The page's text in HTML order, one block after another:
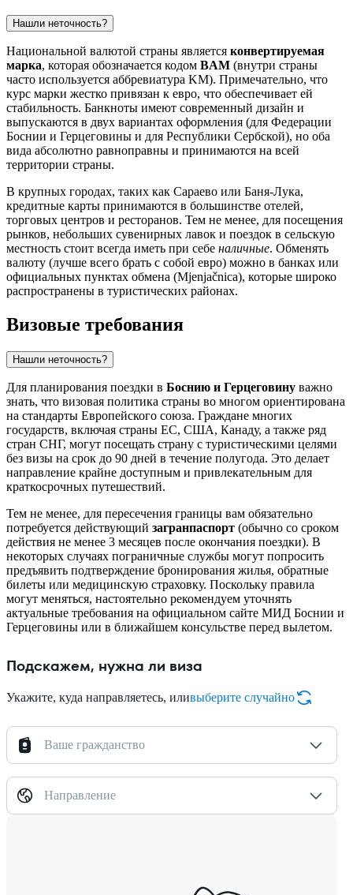
Нашли неточность?
Национальной валютой страны является конвертируемая
марка, которая обозначается кодом BAM (внутри страны
часто используется аббревиатура KM). Примечательно, что
курс марки жестко привязан к евро, что обеспечивает ей
стабильность. Банкноты имеют современный дизайн и
выпускаются в двух вариантах оформления (для Федерации
Боснии и Герцеговины и для Республики Сербской), но оба
вида абсолютно равноправны и принимаются на всей
территории страны.
В крупных городах, таких как Сараево или Баня-Лука,
кредитные карты принимаются в большинстве отелей,
торговых центров и ресторанов. Тем не менее, для посещения
рынков, небольших сувенирных лавок и поездок в сельскую
местность стоит всегда иметь при себе наличные. Обменять
валюту (лучше всего брать с собой евро) можно в банках или
официальных пунктах обмена (Mjenjačnica), которые широко
распространены в туристических районах.
Визовые требования
Нашли неточность?
Для планирования поездки в Боснию и Герцеговину важно
знать, что визовая политика страны во многом ориентирована
на стандарты Европейского союза. Граждане многих
государств, включая страны ЕС, США, Канаду, а также ряд
стран СНГ, могут посещать страну с туристическими целями
без визы на срок до 90 дней в течение полугода. Это делает
направление крайне доступным и привлекательным для
краткосрочных путешествий.
Тем не менее, для пересечения границы вам обязательно
потребуется действующий загранпаспорт (обычно со сроком
действия не менее 3 месяцев после окончания поездки). В
некоторых случаях пограничные службы могут попросить
предъявить подтверждение бронирования жилья, обратные
билеты или медицинскую страховку. Поскольку правила
могут меняться, настоятельно рекомендуем уточнять
актуальные требования на официальном сайте МИД Боснии и
Герцеговины или в ближайшем консульстве перед вылетом.
Подскажем, нужна ли виза
Укажите, куда направляетесь, иливыберите случайно
Ваше гражданство
Направление